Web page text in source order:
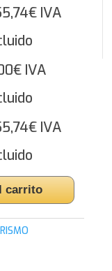
€ IVA
€IVA
€IVA
carrito